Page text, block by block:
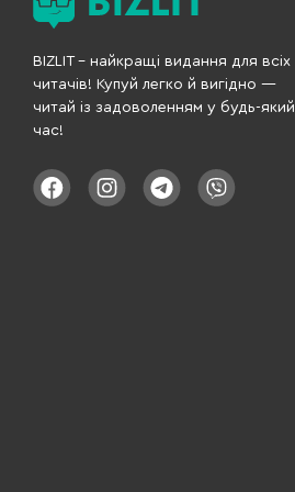
BIZLIT – найкращі видання для всіх
читачів! Купуй легко й вигідно —
читай із задоволенням у будь-який
час!